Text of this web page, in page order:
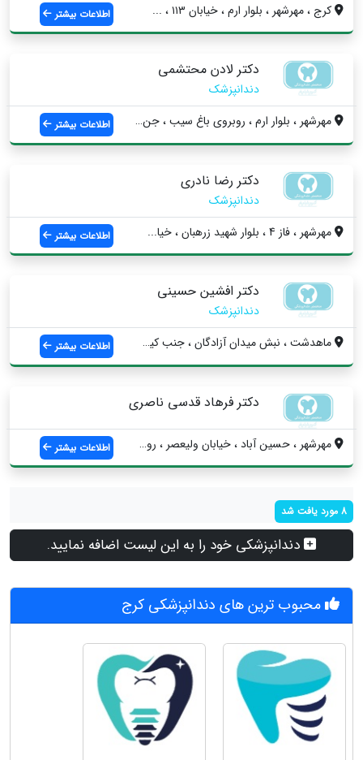
کرج ، مهرشهر ، بلوار ارم ، خیابان ۱۱۳ ، ... اطلاعات بیشتر
دکتر لادن محتشمی
دندانپزشک
مهرشهر ، بلوار ارم ، روبروی باغ سیب ، جن...
اطلاعات بیشتر
دکتر رضا نادری
دندانپزشک
مهرشهر ، فاز 4 ، بلوار شهید زرهبان ، خيا...
اطلاعات بیشتر
دکتر افشین حسینی
دندانپزشک
ماهدشت ، نبش ميدان آزادگان ، جنب کیف و ک...
اطلاعات بیشتر
دکتر فرهاد قدسی ناصری
مهرشهر ، حسين آباد ، خيابان ولیعصر ، روب... اطلاعات بیشتر
8 مورد یافت شد
دندانپزشکی خود را به این لیست اضافه نمایید.
محبوب ترین های دندانپزشکی کرج